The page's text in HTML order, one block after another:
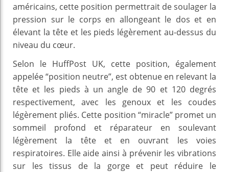
américains, cette position permettrait de soulager la
pression sur le corps en allongeant le dos et en
élevant la tête et les pieds légèrement au-dessus du
niveau du cœur.
Selon le HuffPost UK, cette position, également
appelée “position neutre”, est obtenue en relevant la
tête et les pieds à un angle de 90 et 120 degrés
respectivement, avec les genoux et les coudes
légèrement pliés. Cette position “miracle” promet un
sommeil profond et réparateur en soulevant
légèrement la tête et en ouvrant les voies
respiratoires. Elle aide ainsi à prévenir les vibrations
sur les tissus de la gorge et peut réduire le